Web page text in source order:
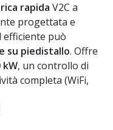
rapida V2C a
progettata e
efficiente può
su piedistallo. Offre
kW, un controllo di
completa (WiFi,